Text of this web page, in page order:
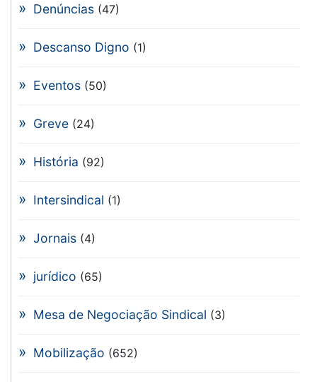
Denúncias (47)
Descanso Digno (1)
Eventos (50)
Greve (24)
História (92)
Intersindical (1)
Jornais (4)
jurídico (65)
Mesa de Negociação Sindical (3)
Mobilização (652)